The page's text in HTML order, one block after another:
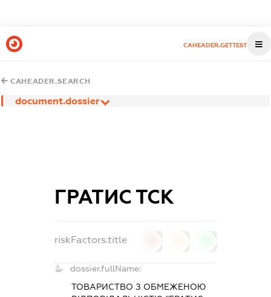
CAHEADER.GETTEST
CAHEADER.SEARCH
document.dossier
ГРАТИС ТСК
riskFactors.title
dossier.fullName:
ТОВАРИСТВО З ОБМЕЖЕНОЮ